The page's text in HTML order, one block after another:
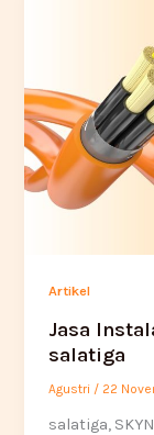
Artikel
Jasa
salatiga
Agustri / 22
salatiga,